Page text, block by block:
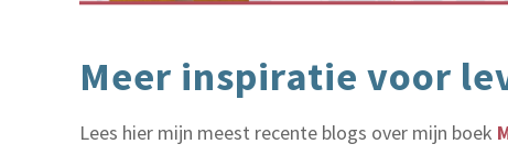
Meer inspiratie voor
Lees hier mijn meest recente blogs over mijn boek